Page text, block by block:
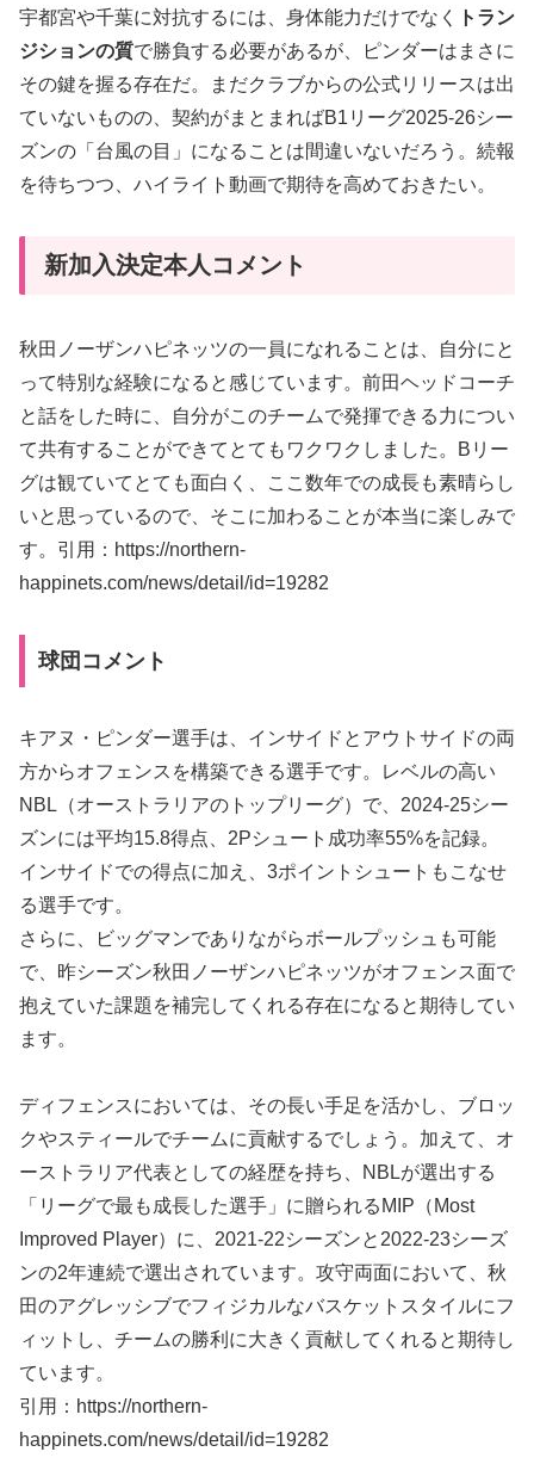
宇都宮や千葉に対抗するには、身体能力だけでなく
トラン
ジションの質で勝負する必要があるが、ピンダーはまさに
その鍵を握る存在だ。まだクラブからの公式リリースは出
ていないものの、契約がまとまればB1リーグ2025-26シー
ズンの「台風の目」になることは間違いないだろう。続報
を待ちつつ、ハイライト動画で期待を高めておきたい。
新加入決定本人コメント
秋田ノーザンハピネッツの一員になれることは、自分にと
って特別な経験になると感じています。前田ヘッドコーチ
と話をした時に、自分がこのチームで発揮できる力につい
て共有することができてとてもワクワクしました。Bリー
グは観ていてとても面白く、ここ数年での成長も素晴らし
いと思っているので、そこに加わることが本当に楽しみで
す。引用：https://northern-
happinets.com/news/detail/id=19282
球団コメント
キアヌ・ピンダー選手は、インサイドとアウトサイドの両
方からオフェンスを構築できる選手です。レベルの高い
NBL（オーストラリアのトップリーグ）で、2024-25シー
ズンには平均15.8得点、2Pシュート成功率55%を記録。
インサイドでの得点に加え、3ポイントシュートもこなせ
る選手です。
さらに、ビッグマンでありながらボールプッシュも可能
で、昨シーズン秋田ノーザンハピネッツがオフェンス面で
抱えていた課題を補完してくれる存在になると期待してい
ます。
ディフェンスにおいては、その長い手足を活かし、ブロッ
クやスティールでチームに貢献するでしょう。加えて、オ
ーストラリア代表としての経歴を持ち、NBLが選出する
「リーグで最も成長した選手」に贈られるMIP（Most
Improved Player）に、2021-22シーズンと2022-23シーズ
ンの2年連続で選出されています。攻守両面において、秋
田のアグレッシブでフィジカルなバスケットスタイルにフ
ィットし、チームの勝利に大きく貢献してくれると期待し
ています。
引用：https://northern-
happinets.com/news/detail/id=19282